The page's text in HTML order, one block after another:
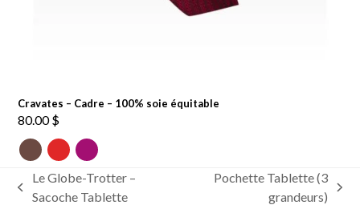
Cravates – Cadre – 100% soie équitable
80.00$
previous
Le Globe-Trotter –
Sacoche Tablette
Pochette Tablette (3
grandeurs)